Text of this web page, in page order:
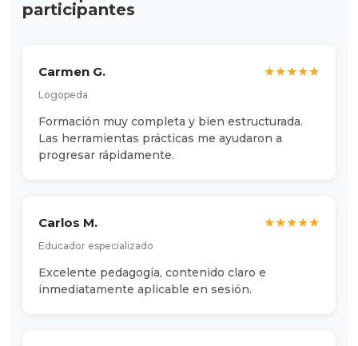
El desbordamiento – dos formas:
Implosión hacia el interior: repliegue
Ambas son manifestaciones del
mismo sufrimiento interior
reducir la intensidad y duración, ayudar
al niño a desarrollar sus capacidades de
participantes
Carmen G.
Logopeda
★★★★★
Formación muy completa y bien estructurada.
Las herramientas prácticas me ayudaron a
progresar rápidamente.
Carlos M.
Educador especializado
★★★★★
Excelente pedagogía, contenido claro e
inmediatamente aplicable en sesión.